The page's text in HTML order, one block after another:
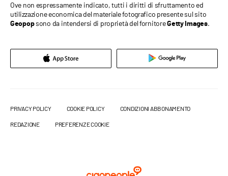
Ove non espressamente indicato, tutti i diritti di sfruttamento ed
utilizzazione economica del materiale fotografico presente sul sito
Geopopsono da intendersi di proprietà del fornitoreGetty Images.
PRIVACY POLICY COOKIE POLICY CONDIZIONI ABBONAMENTO
REDAZIONE PREFERENZE COOKIE